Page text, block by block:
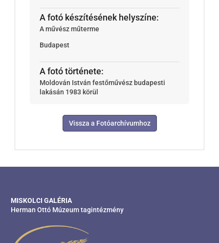
A fotó készítésének helyszíne:
A művész műterme
Budapest
A fotó története:
Moldován István festőművész budapesti
lakásán 1983 körül
Vissza a Fotóarchívumhoz
MISKOLCI GALÉRIA
Herman Ottó Múzeum tagintézmény